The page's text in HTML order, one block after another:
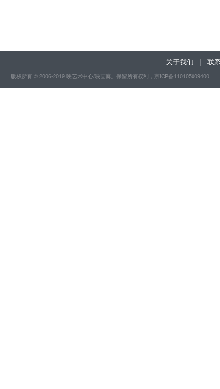
关于我们 | 联
版权所有 © 2006-2019 映艺术中心/映画廊。保留所有权利 ，京ICP备110105009400